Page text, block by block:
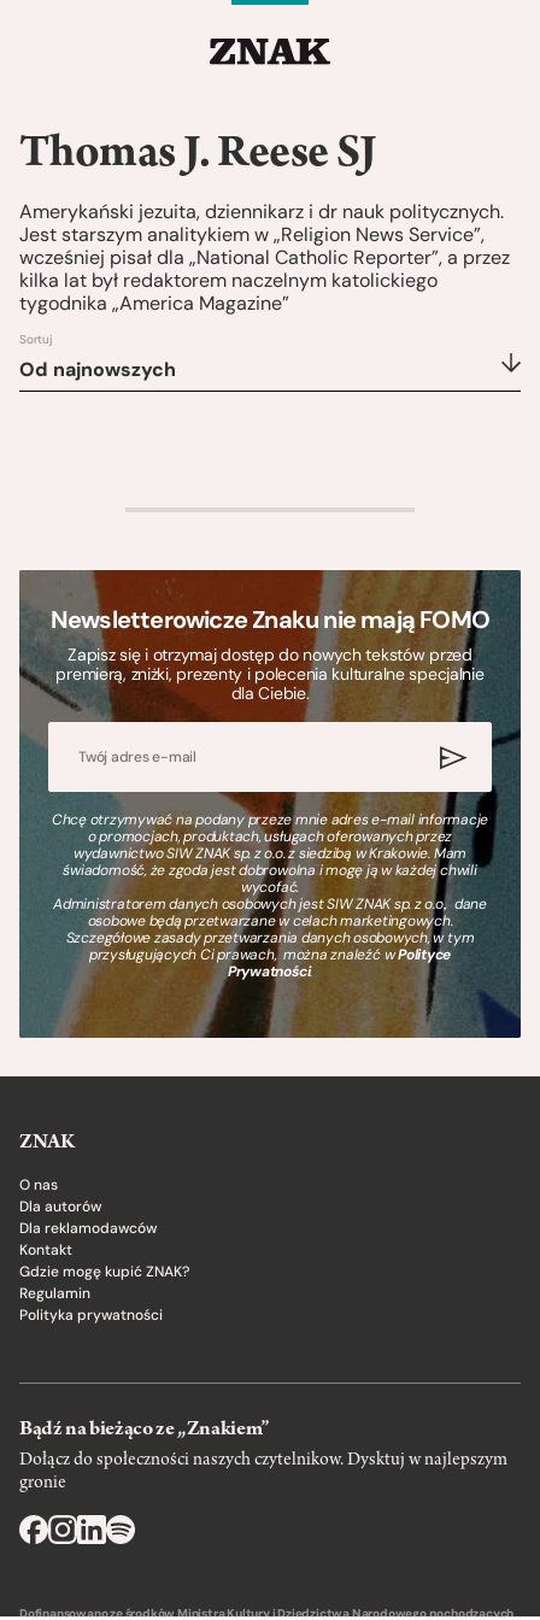
Thomas J. Reese SJ
Amerykański jezuita, dziennikarz i dr nauk politycznych.
Jest starszym analitykiem w „Religion News Service”,
wcześniej pisał dla „National Catholic Reporter”, a przez
kilka lat był redaktorem naczelnym katolickiego
tygodnika „America Magazine”
Sortuj
Od najnowszych
>
Newsletterowicze Znaku nie mają FOMO
Zapisz się i otrzymaj dostęp do nowych tekstów przed
premierą, zniżki, prezenty i polecenia kulturalne specjalnie
dla Ciebie.
Chcę otrzymywać na podany przeze mnie adres e-mail informacje
o promocjach, produktach, usługach oferowanych przez
wydawnictwo SIW ZNAK sp. z o.o. z siedzibą w Krakowie. Mam
świadomość, że zgoda jest dobrowolna i mogę ją w każdej chwili
wycofać.
Administratorem danych osobowych jest SIW ZNAK sp. z o.o., dane
osobowe będą przetwarzane w celach marketingowych.
Szczegółowe zasady przetwarzania danych osobowych, w tym
przysługujących Ci prawach, można znaleźć wPolityce
Prywatności.
ZNAK
O nas
Dla autorów
Dla reklamodawców
Kontakt
Gdzie mogę kupić ZNAK?
Regulamin
Polityka prywatności
Bądź na bieżąco ze „Znakiem”
Dołącz do społeczności naszych czytelnikow. Dysktuj w najlepszym
gronie
Dofinansowano ze środków Ministra Kultury i Dziedzictwa Narodowego pochodzących